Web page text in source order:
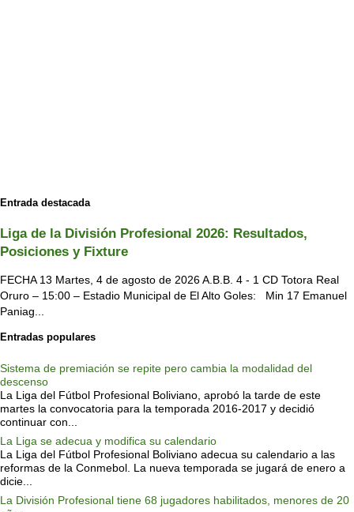
Entrada destacada
Liga de la División Profesional 2026: Resultados,
Posiciones y Fixture
FECHA 13 Martes, 4 de agosto de 2026 A.B.B. 4 - 1 CD Totora Real
Oruro – 15:00 – Estadio Municipal de El Alto Goles: Min 17 Emanuel
Paniag...
Entradas populares
Sistema de premiación se repite pero cambia la modalidad del
descenso
La Liga del Fútbol Profesional Boliviano, aprobó la tarde de este
martes la convocatoria para la temporada 2016-2017 y decidió
continuar con...
La Liga se adecua y modifica su calendario
La Liga del Fútbol Profesional Boliviano adecua su calendario a las
reformas de la Conmebol. La nueva temporada se jugará de enero a
dicie...
La División Profesional tiene 68 jugadores habilitados, menores de 20